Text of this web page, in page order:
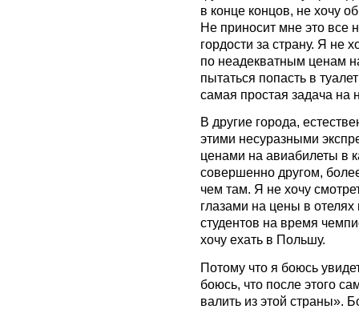
в конце концов, не хочу
Не приносит мне это все
гордости за страну. Я не
по неадекватным ценам
пытаться попасть в
самая простая задача на
В другие города,
этими несуразными
ценами на авиабилеты в
совершенно другом,
чем там. Я не хочу
глазами на цены в
студентов на время
хочу ехать в Польшу.
Потому что я боюсь
боюсь, что после этого
валить из этой страны».